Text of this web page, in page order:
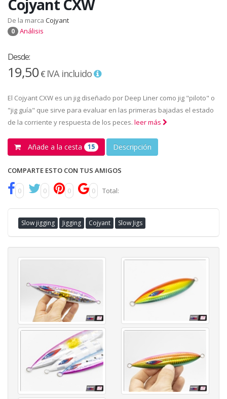
Cojyant CXW
De la marca Cojyant
0 Análisis
Desde:
19,50€ IVA incluido
El Cojyant CXW es un jig diseñado por Deep Liner como jig "piloto" o
"jig guía" que sirve para evaluar en las primeras bajadas el estado
de la corriente y respuesta de los peces. leer más
Añade a la cesta 15 Descripción
COMPARTE ESTO CON TUS AMIGOS
0 0 0 0 Total:
Slow jigging Jigging Cojyant Slow Jigs